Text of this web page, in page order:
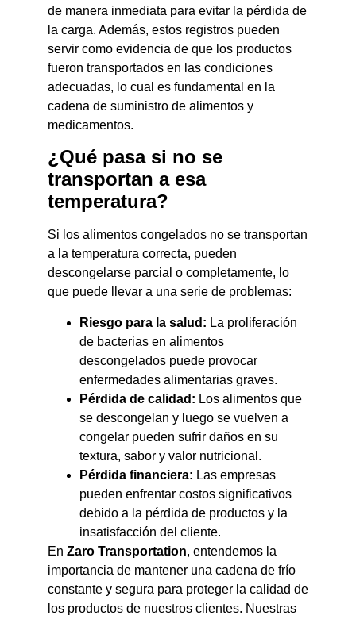
de manera inmediata para evitar la pérdida de
la carga. Además, estos registros pueden
servir como evidencia de que los productos
fueron transportados en las condiciones
adecuadas, lo cual es fundamental en la
cadena de suministro de alimentos y
medicamentos.
¿Qué pasa si no se
transportan a esa
temperatura?
Si los alimentos congelados no se transportan
a la temperatura correcta, pueden
descongelarse parcial o completamente, lo
que puede llevar a una serie de problemas:
Riesgo para la salud: La proliferación
de bacterias en alimentos
descongelados puede provocar
enfermedades alimentarias graves.
Pérdida de calidad: Los alimentos que
se descongelan y luego se vuelven a
congelar pueden sufrir daños en su
textura, sabor y valor nutricional.
Pérdida financiera: Las empresas
pueden enfrentar costos significativos
debido a la pérdida de productos y la
insatisfacción del cliente.
En Zaro Transportation, entendemos la
importancia de mantener una cadena de frío
constante y segura para proteger la calidad de
los productos de nuestros clientes. Nuestras